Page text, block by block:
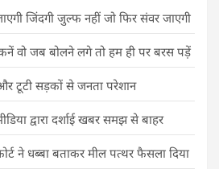
जिंदगी जुल्फ नहीं जो फिर संवर जाएगी
वो जब बोलने लगे तो हम ही पर बरस पड़ें
टूटी सड़कों से जनता परेशान
द्वारा दर्शाई खबर समझ से बाहर
ने धब्बा बताकर मील पत्थर फैसला दिया